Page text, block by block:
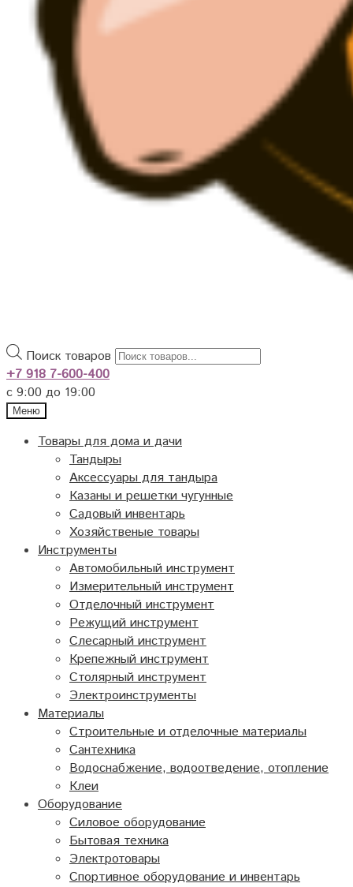
Поиск товаров
+7 918 7-600-400
с 9:00 до 19:00
Меню
Товары для дома и дачи
Тандыры
Аксессуары для тандыра
Казаны и решетки чугунные
Садовый инвентарь
Хозяйственые товары
Инструменты
Автомобильный инструмент
Измерительный инструмент
Отделочный инструмент
Режущий инструмент
Слесарный инструмент
Крепежный инструмент
Столярный инструмент
Электроинструменты
Материалы
Строительные и отделочные материалы
Сантехника
Водоснабжение, водоотведение, отопление
Клеи
Оборудование
Силовое оборудование
Бытовая техника
Электротовары
Спортивное оборудование и инвентарь